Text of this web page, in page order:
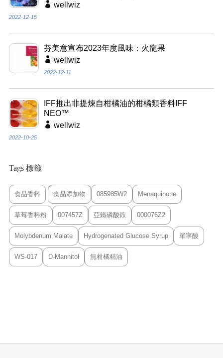
wellwiz
2022-12-15
芬美意宣布2023年度風味：火龍果
wellwiz
2022-12-11
IFF推出非提煉自柑橘油的柑橘類香料IFF
NEO™
wellwiz
2022-10-25
Tags 標籤
食品香料 食品添加物 085985W2 Menaquinone
草莓香料粉 007457Z 亞鐵磷酸銨 000076Z2
Molybdenum Malate Hydrogenated Glucose Syrup 單寧酸
WS-017 D-Mannitol 無柑橘精油